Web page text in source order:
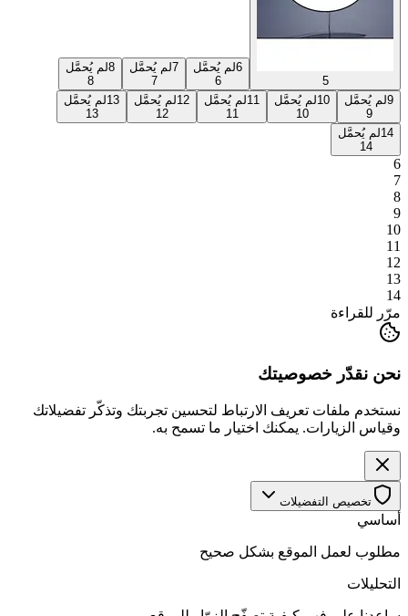
5
6لم يُحمَّل
6
7لم يُحمَّل
7
8لم يُحمَّل
8
9لم يُحمَّل
9
10لم يُحمَّل
10
11لم يُحمَّل
11
12لم يُحمَّل
12
13لم يُحمَّل
13
14لم يُحمَّل
14
6
7
8
9
10
11
12
13
14
مرّر للقراءة
نحن نقدّر خصوصيتك
نستخدم ملفات تعريف الارتباط لتحسين تجربتك وتذكّر تفضيلاتك
وقياس الزيارات. يمكنك اختيار ما تسمح به.
تخصيص التفضيلات
أساسي
مطلوب لعمل الموقع بشكل صحيح
التحليلات